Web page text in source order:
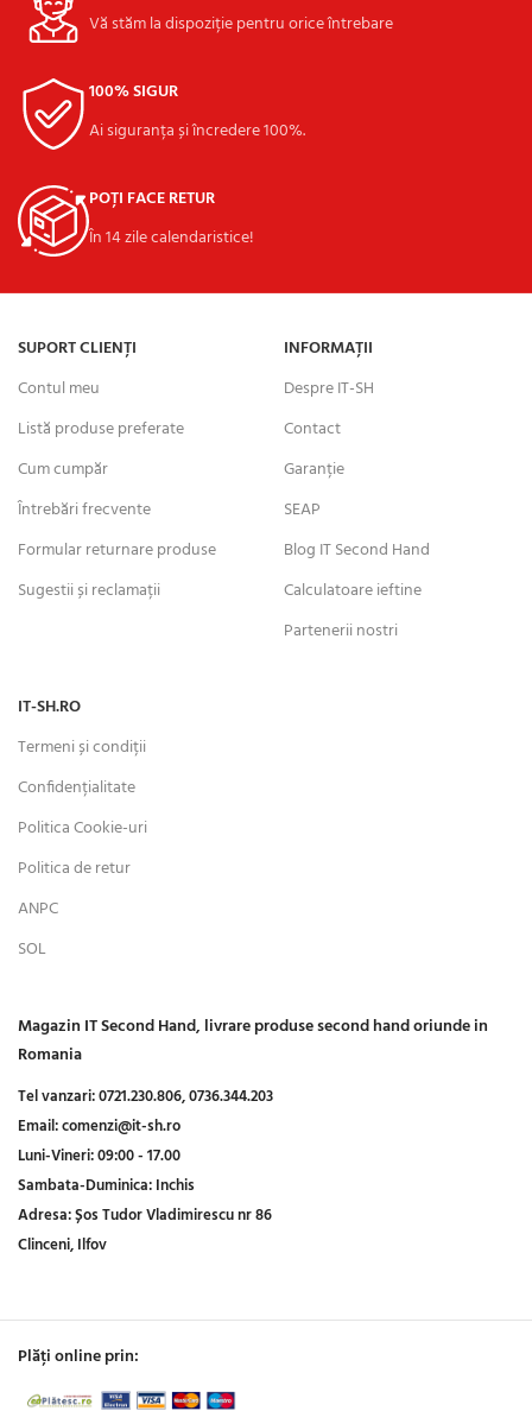
Vă stăm la dispoziție pentru orice întrebare
100% SIGUR
Ai siguranța și încredere 100%.
POȚI FACE RETUR
În 14 zile calendaristice!
SUPORT CLIENȚI
Contul meu
Listă produse preferate
Cum cumpăr
Întrebări frecvente
Formular returnare produse
Sugestii și reclamații
INFORMAȚII
Despre IT-SH
Contact
Garanție
SEAP
Blog IT Second Hand
Calculatoare ieftine
Partenerii nostri
IT-SH.RO
Termeni și condiții
Confidențialitate
Politica Cookie-uri
Politica de retur
ANPC
SOL
Magazin IT Second Hand, livrare produse second hand oriunde in
Romania
Tel vanzari:0721.230.806,0736.344.203
Email:comenzi@it-sh.ro
Luni-Vineri:09:00 - 17.00
Sambata-Duminica:Inchis
Adresa:Șos Tudor Vladimirescu nr 86
Clinceni, Ilfov
Plăți online prin: